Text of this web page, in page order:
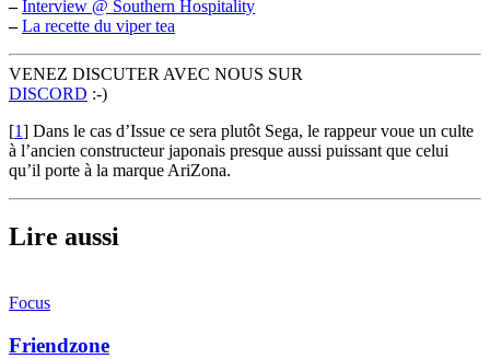
– Interview @ Southern Hospitality
– La recette du viper tea
VENEZ DISCUTER AVEC NOUS SUR
DISCORD :-)
[1] Dans le cas d’Issue ce sera plutôt Sega, le rappeur voue un culte
à l’ancien constructeur japonais presque aussi puissant que celui
qu’il porte à la marque AriZona.
Lire aussi
Focus
Friendzone